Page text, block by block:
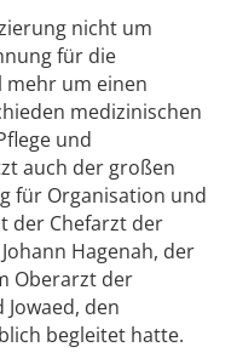
nicht um
für die
mehr um einen
medizinischen
und
auch der großen
für Organisation und
der Chefarzt der
Hagenah, der
Oberarzt der
den
begleitet hatte.